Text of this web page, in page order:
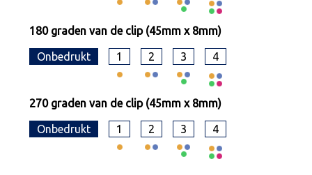
180 graden van de clip (45mm x 8mm)
Onbedrukt 1 2 3 4
270 graden van de clip (45mm x 8mm)
Onbedrukt 1 2 3 4